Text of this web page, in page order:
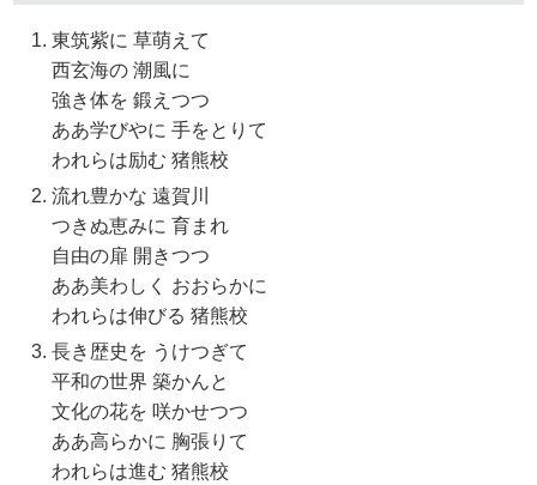
東筑紫に 草萌えて
西玄海の 潮風に
強き体を 鍛えつつ
ああ学びやに 手をとりて
われらは励む 猪熊校
流れ豊かな 遠賀川
つきぬ恵みに 育まれ
自由の扉 開きつつ
ああ美わしく おおらかに
われらは伸びる 猪熊校
長き歴史を うけつぎて
平和の世界 築かんと
文化の花を 咲かせつつ
ああ高らかに 胸張りて
われらは進む 猪熊校